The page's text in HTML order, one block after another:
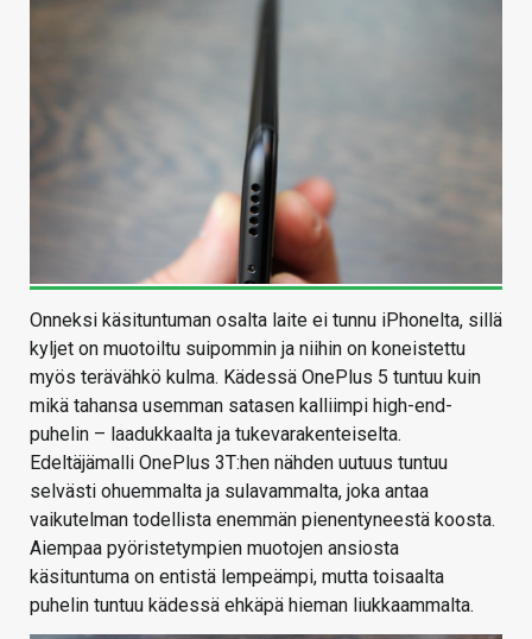
Onneksi käsituntuman osalta laite ei tunnu iPhonelta, sillä
kyljet on muotoiltu suipommin ja niihin on koneistettu
myös terävähkö kulma. Kädessä OnePlus 5 tuntuu kuin
mikä tahansa usemman satasen kalliimpi high-end-
puhelin – laadukkaalta ja tukevarakenteiselta.
Edeltäjämalli OnePlus 3T:hen nähden uutuus tuntuu
selvästi ohuemmalta ja sulavammalta, joka antaa
vaikutelman todellista enemmän pienentyneestä koosta.
Aiempaa pyöristetympien muotojen ansiosta
käsituntuma on entistä lempeämpi, mutta toisaalta
puhelin tuntuu kädessä ehkäpä hieman liukkaammalta.